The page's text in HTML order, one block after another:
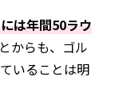
は年間50ラウ
からも、ゴル
いることは明